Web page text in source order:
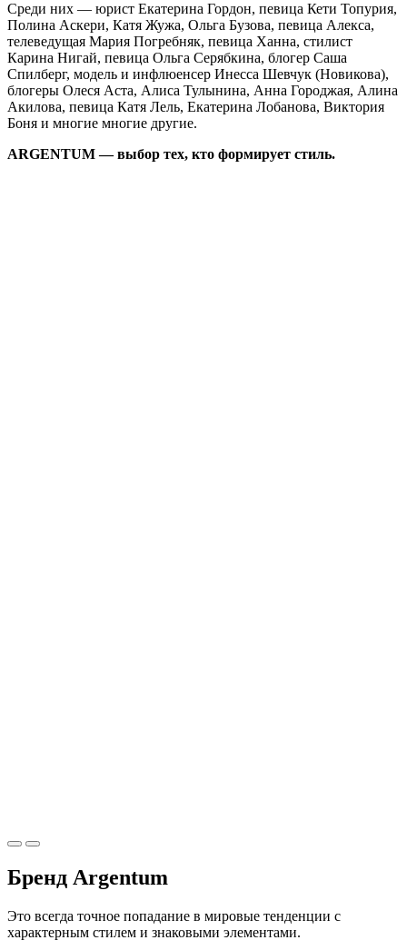
Среди них — юрист Екатерина Гордон, певица Кети Топурия,
Полина Аскери, Катя Жужа, Ольга Бузова, певица Алекса,
телеведущая Мария Погребняк, певица Ханна, стилист
Карина Нигай, певица Ольга Серябкина, блогер Саша
Спилберг, модель и инфлюенсер Инесса Шевчук (Новикова),
блогеры Олеся Аста, Алиса Тулынина, Анна Городжая, Алина
Акилова, певица Катя Лель, Екатерина Лобанова, Виктория
Боня и многие многие другие.
ARGENTUM — выбор тех, кто формирует стиль.
Бренд Argentum
Это всегда точное попадание в мировые тенденции с
характерным стилем и знаковыми элементами.